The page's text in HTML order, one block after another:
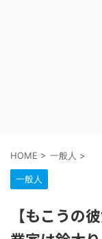
HOME > 一般人 >
一般人
【もこうの